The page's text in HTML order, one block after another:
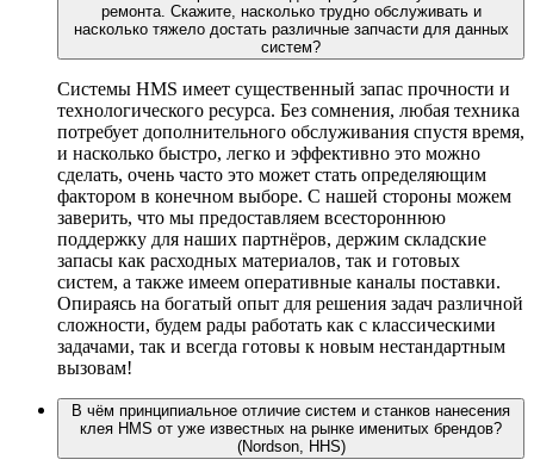
ремонта. Скажите, насколько трудно обслуживать и
насколько тяжело достать различные запчасти для данных
систем?
Системы HMS имеет существенный запас прочности и
технологического ресурса. Без сомнения, любая техника
потребует дополнительного обслуживания спустя время,
и насколько быстро, легко и эффективно это можно
сделать, очень часто это может стать определяющим
фактором в конечном выборе. С нашей стороны можем
заверить, что мы предоставляем всестороннюю
поддержку для наших партнёров, держим складские
запасы как расходных материалов, так и готовых
систем, а также имеем оперативные каналы поставки.
Опираясь на богатый опыт для решения задач различной
сложности, будем рады работать как с классическими
задачами, так и всегда готовы к новым нестандартным
вызовам!
В чём принципиальное отличие систем и станков нанесения
клея HMS от уже известных на рынке именитых брендов?
(Nordson, HHS)